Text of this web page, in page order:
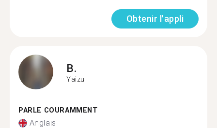
Obtenir l'appli
B.
Yaizu
PARLE COURAMMENT
Anglais